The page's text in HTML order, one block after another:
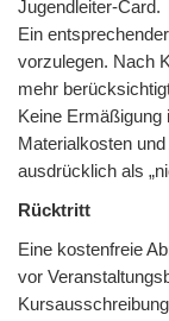
Jugendleiter-Card.
Ein
vorzulegen. Nach
mehr
Keine Ermäßigung
Materialkosten
ausdrücklich als
Rücktritt
Eine kostenfreie
vor